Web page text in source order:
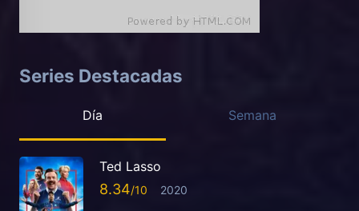
Series Destacadas
Día Semana
Ted Lasso
8.34 2020